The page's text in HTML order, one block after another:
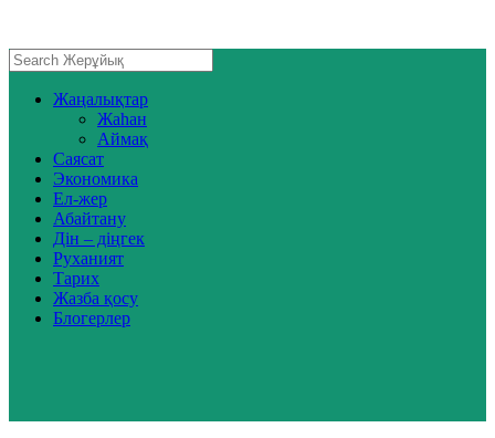
Жаңалықтар
Жаһан
Аймақ
Саясат
Экономика
Ел-жер
Абайтану
Дін – діңгек
Руханият
Тарих
Жазба қосу
Блогерлер